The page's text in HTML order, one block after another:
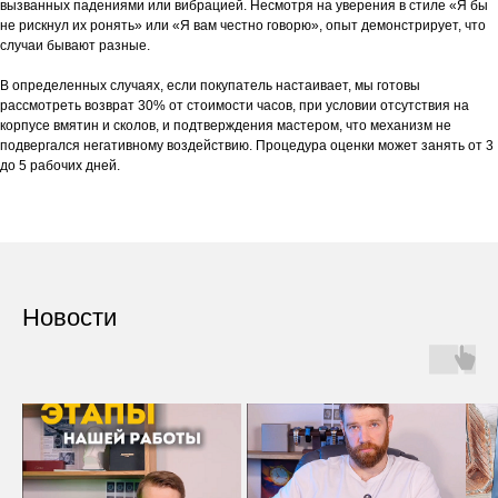
вызванных падениями или вибрацией. Несмотря на уверения в стиле «Я бы
не рискнул их ронять» или «Я вам честно говорю», опыт демонстрирует, что
случаи бывают разные.
В определенных случаях, если покупатель настаивает, мы готовы
рассмотреть возврат 30% от стоимости часов, при условии отсутствия на
корпусе вмятин и сколов, и подтверждения мастером, что механизм не
подвергался негативному воздействию. Процедура оценки может занять от 3
до 5 рабочих дней.
Новости